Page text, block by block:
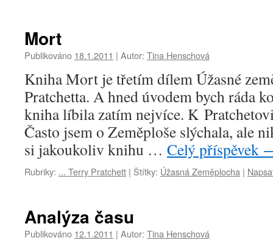
Mort
Publikováno 18.1.2011 | Autor: Tina Henschová
Kniha Mort je třetím dílem Úžasné
Pratchetta. A hned úvodem bych ráda
kniha líbila zatím nejvíce. K
Často jsem o Zeměploše slýchala, ale
si jakoukoliv knihu … Celý příspěvek
Rubriky: ... Terry Pratchett | Štítky: Úžasná Zeměplocha |
Analýza času
Publikováno 12.1.2011 | Autor: Tina Henschová